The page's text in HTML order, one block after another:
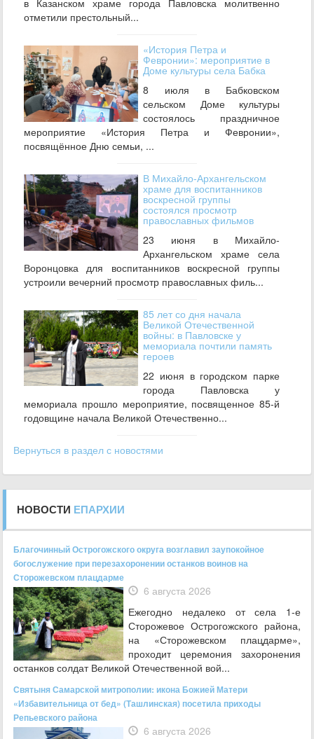
в Казанском храме города Павловска молитвенно
отметили престольный...
«История Петра и
Февронии»: мероприятие в
Доме культуры села Бабка
8 июля в Бабковском
сельском Доме культуры
состоялось праздничное
мероприятие «История Петра и Февронии»,
посвящённое Дню семьи, ...
В Михайло‑Архангельском
храме для воспитанников
воскресной группы
состоялся просмотр
православных фильмов
23 июня в Михайло-
Архангельском храме села
Воронцовка для воспитанников воскресной группы
устроили вечерний просмотр православных филь...
85 лет со дня начала
Великой Отечественной
войны: в Павловске у
мемориала почтили память
героев
22 июня в городском парке
города Павловска у
мемориала прошло мероприятие, посвященное 85‑й
годовщине начала Великой Отечественно...
Вернуться в раздел с новостями
НОВОСТИ ЕПАРХИИ
Благочинный Острогожского округа возглавил заупокойное
богослужение при перезахоронении останков воинов на
Сторожевском плацдарме
6 августа 2026
Ежегодно недалеко от села 1-е
Сторожевое Острогожского района,
на «Сторожевском плацдарме»,
проходит церемония захоронения
останков солдат Великой Отечественной вой...
Святыня Самарской митрополии: икона Божией Матери
«Избавительница от бед» (Ташлинская) посетила приходы
Репьевского района
6 августа 2026